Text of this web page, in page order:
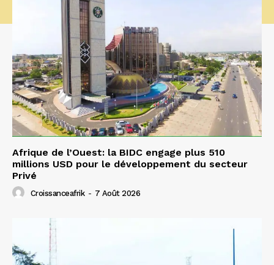
Afrique de l’Ouest: la BIDC engage plus 510
millions USD pour le développement du secteur
Privé
Croissanceafrik - 7 Août 2026